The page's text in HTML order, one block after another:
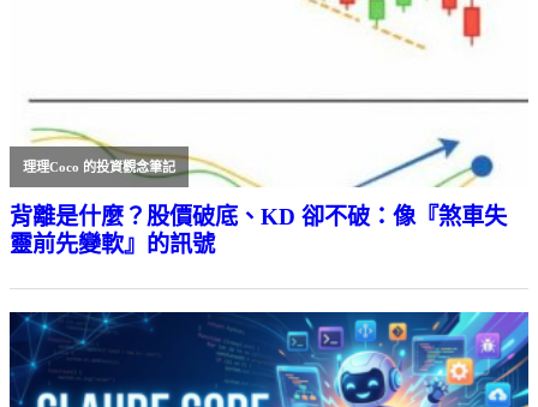
理理Coco 的投資觀念筆記
背離是什麼？股價破底、KD 卻不破：像『煞車失
靈前先變軟』的訊號